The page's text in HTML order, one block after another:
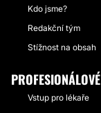
Kdo jsme?
Redakční tým
Stížnost na obsah
PROFESIONÁLOVÉ
Vstup pro lékaře